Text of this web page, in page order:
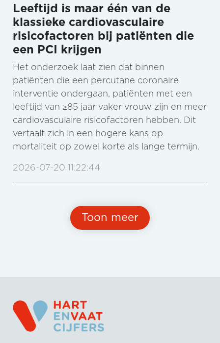
Leeftijd is maar één van de
klassieke cardiovasculaire
risicofactoren bij patiënten die
een PCI krijgen
Het onderzoek laat zien dat binnen
patiënten die een percutane coronaire
interventie ondergaan, patiënten met een
leeftijd van ≥85 jaar vaker vrouw zijn en meer
cardiovasculaire risicofactoren hebben. Dit
vertaalt zich in een hogere kans op
mortaliteit op zowel korte als lange termijn.
2026-07-20 11:22:44
Toon meer